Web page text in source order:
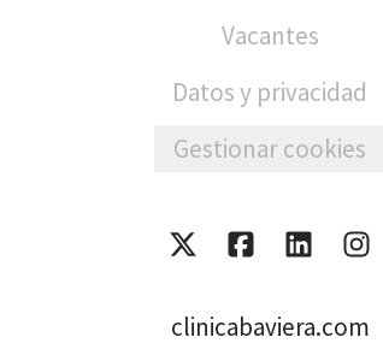
Vacantes
Datos y privacidad
Gestionar cookies
clinicabaviera.com